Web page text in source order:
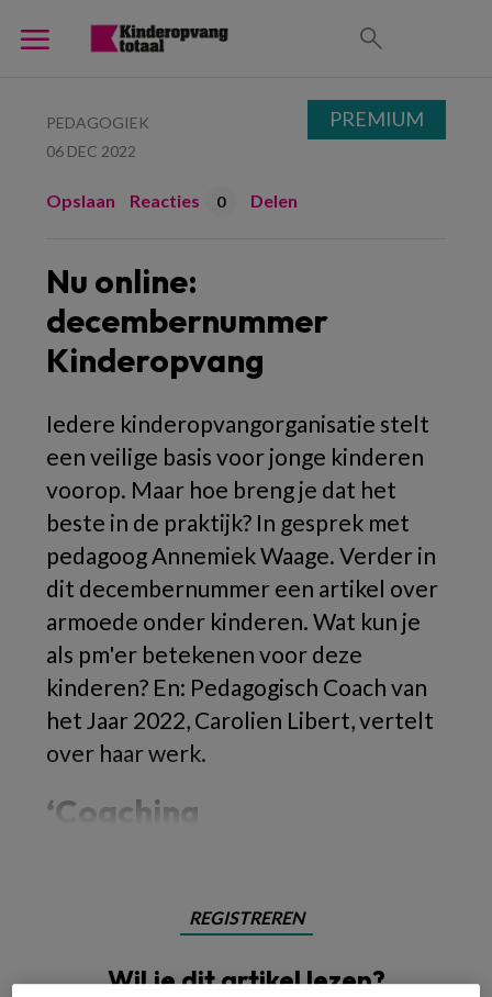
PEDAGOGIEK
06 DEC 2022
Opslaan Reacties 0 Delen
Nu online:
decembernummer
Kinderopvang
Iedere kinderopvangorganisatie stelt
een veilige basis voor jonge kinderen
voorop. Maar hoe breng je dat het
beste in de praktijk? In gesprek met
pedagoog Annemiek Waage. Verder in
dit decembernummer een artikel over
armoede onder kinderen. Wat kun je
als pm'er betekenen voor deze
kinderen? En: Pedagogisch Coach van
het Jaar 2022, Carolien Libert, vertelt
over haar werk.
‘Coaching
REGISTREREN
Wil je dit artikel lezen?
PREMIUM